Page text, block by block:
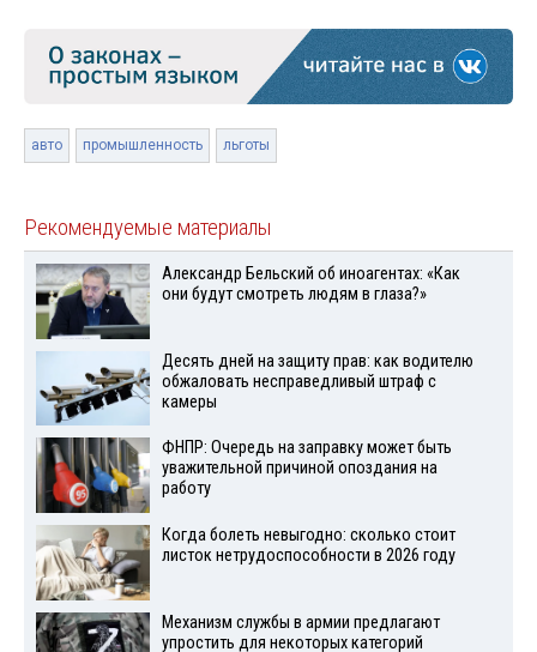
авто промышленность льготы
Рекомендуемые материалы
Александр Бельский об иноагентах: «Как
они будут смотреть людям в глаза?»
Десять дней на защиту прав: как водителю
обжаловать несправедливый штраф с
камеры
ФНПР: Очередь на заправку может быть
уважительной причиной опоздания на
работу
Когда болеть невыгодно: сколько стоит
листок нетрудоспособности в 2026 году
Механизм службы в армии предлагают
упростить для некоторых категорий